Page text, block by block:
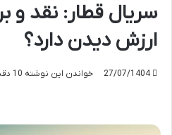
سریال قطار: نقد و
ارزش دیدن دارد؟
27/07/1404 خواندن این نوشته 10 دقیقه زمان می برد